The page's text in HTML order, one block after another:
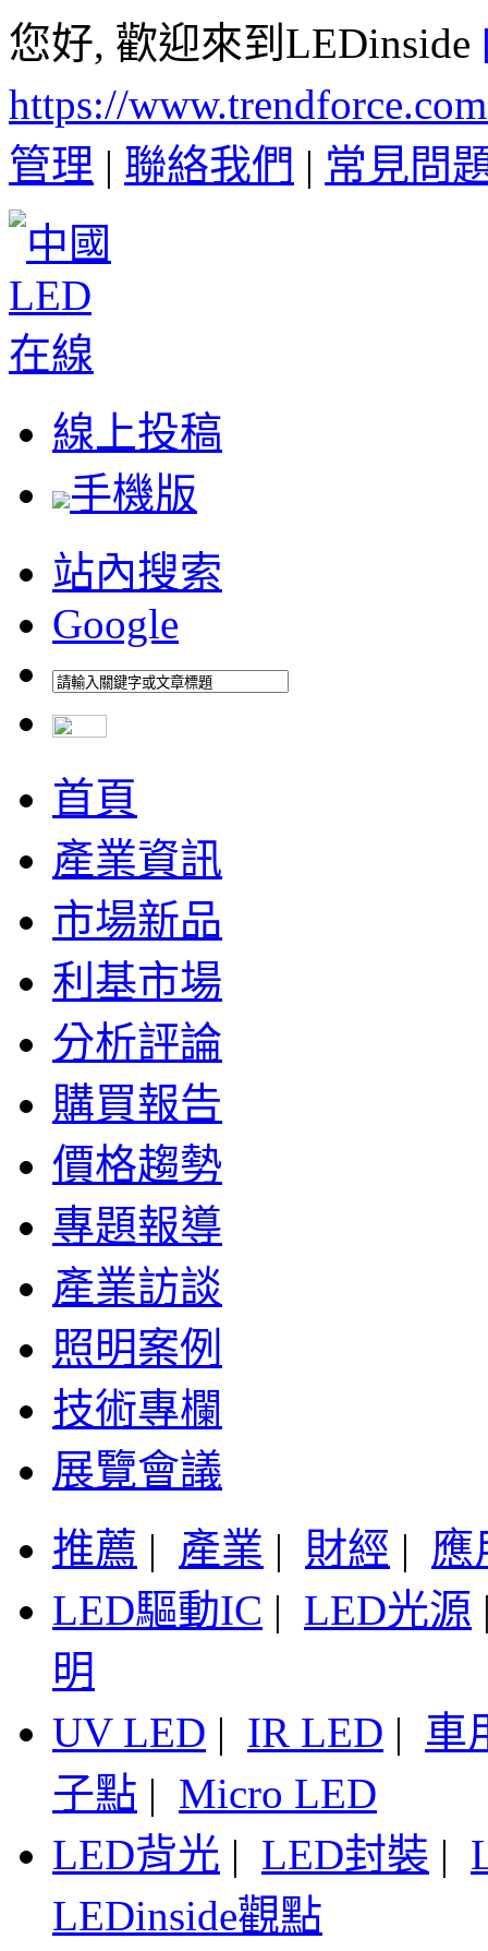
您好, 歡迎來到LEDinside
https://
管理 | 聯絡我們 | 常見問
線上投稿
手機版
站內搜索
Google
首頁
產業資訊
市場新品
利基市場
分析評論
購買報告
價格趨勢
專題報導
產業訪談
照明案例
技術專欄
展覽會議
推薦 | 產業 | 財經 | 應
LED驅動IC | LED光源
明
UV LED | IR LED | 車
子點 | Micro LED
LED背光 | LED封裝 |
LEDinside觀點